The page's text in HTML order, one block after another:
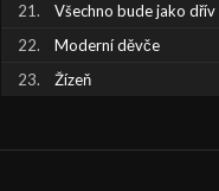
Všechno bude jako dřív
Moderní děvče
Žízeň